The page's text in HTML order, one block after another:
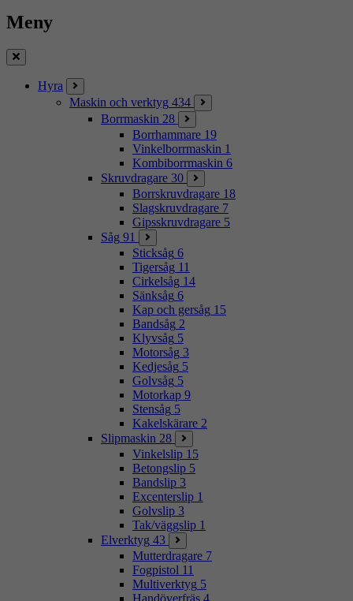
Meny
Stäng
Hyra
Maskin och verktyg 434
Borrmaskin 28
Borrhammare 19
Vinkelborrmaskin 1
Kombiborrmaskin 6
Skruvdragare 30
Borrskruvdragare 18
Slagskruvdragare 7
Gipsskruvdragare 5
Såg 91
Sticksåg 6
Tigersåg 11
Cirkelsåg 14
Sänksåg 6
Kap och gersåg 15
Bandsåg 2
Klyvsåg 5
Motorsåg 3
Kedjesåg 5
Golvsåg 5
Motorkap 9
Stensåg 5
Kakelskärare 2
Slipmaskin 28
Vinkelslip 15
Betongslip 5
Bandslip 3
Excenterslip 1
Golvslip 3
Tak/väggslip 1
Elverktyg 43
Mutterdragare 7
Fogpistol 11
Multiverktyg 5
Handöverfräs 4